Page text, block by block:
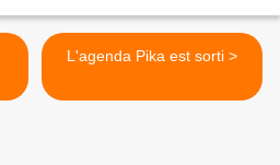
L'agenda Pika est sorti >